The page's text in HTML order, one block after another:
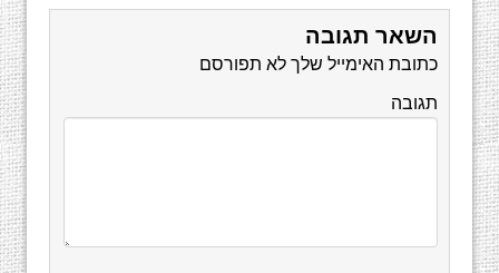
השאר תגובה
כתובת האימייל שלך לא תפורסם
תגובה